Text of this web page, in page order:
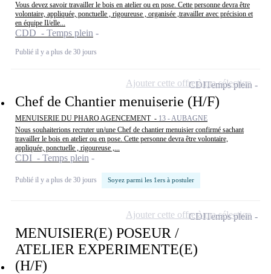
Vous devez savoir travailler le bois en atelier ou en pose. Cette personne devra être
volontaire, appliquée, ponctuelle , rigoureuse , organisée ,travailler avec précision et
en équipe Il/elle...
CDD - Temps plein
Publié il y a plus de 30 jours
Chef de Chantier menuiserie (H/F)
MENUISERIE DU PHARO AGENCEMENT - 13 - AUBAGNE
Nous souhaiterions recruter un/une Chef de chantier menuisier confirmé sachant
travailler le bois en atelier ou en pose. Cette personne devra être volontaire,
appliquée, ponctuelle , rigoureuse ,...
CDI - Temps plein
Publié il y a plus de 30 jours Soyez parmi les 1ers à postuler
CDITemps plein
Ajouter cette offre à ma sélection
MENUISIER(E) POSEUR /
ATELIER EXPERIMENTE(E)
(H/F)
CDITemps plein
Ajouter cette offre à ma sélection